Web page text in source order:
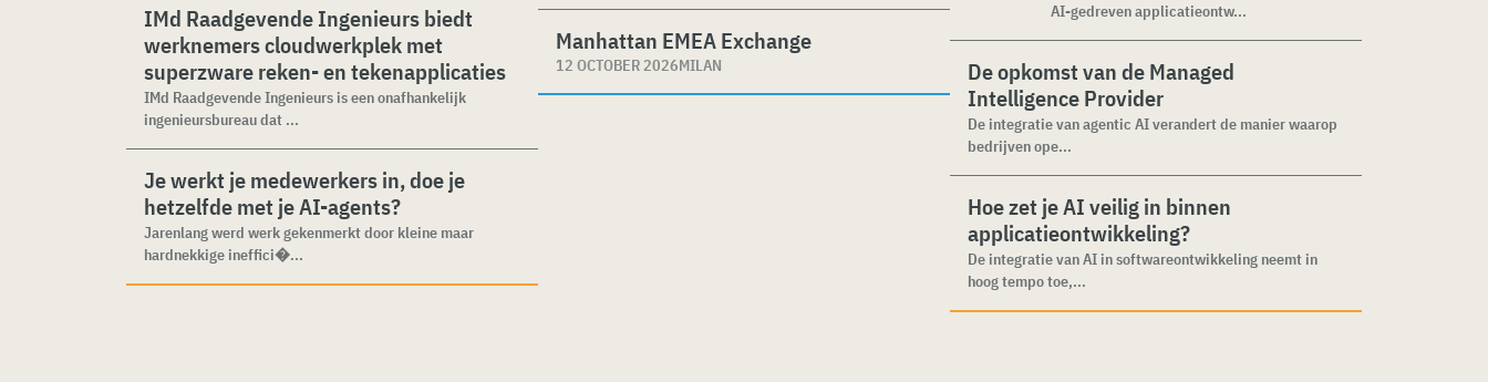
IMd Raadgevende Ingenieurs biedt
werknemers cloudwerkplek met
superzware reken- en tekenapplicaties
IMd Raadgevende Ingenieurs is een onafhankelijk
ingenieursbureau dat ...
Je werkt je medewerkers in, doe je
hetzelfde met je AI-agents?
Jarenlang werd werk gekenmerkt door kleine maar
hardnekkige ineffici�...
Manhattan EMEA Exchange
12 OCTOBER 2026MILAN
AI-gedreven applicatieontw...
De opkomst van de Managed
Intelligence Provider
De integratie van agentic AI verandert de manier waarop
bedrijven ope...
Hoe zet je AI veilig in binnen
applicatieontwikkeling?
De integratie van AI in softwareontwikkeling neemt in
hoog tempo toe,...